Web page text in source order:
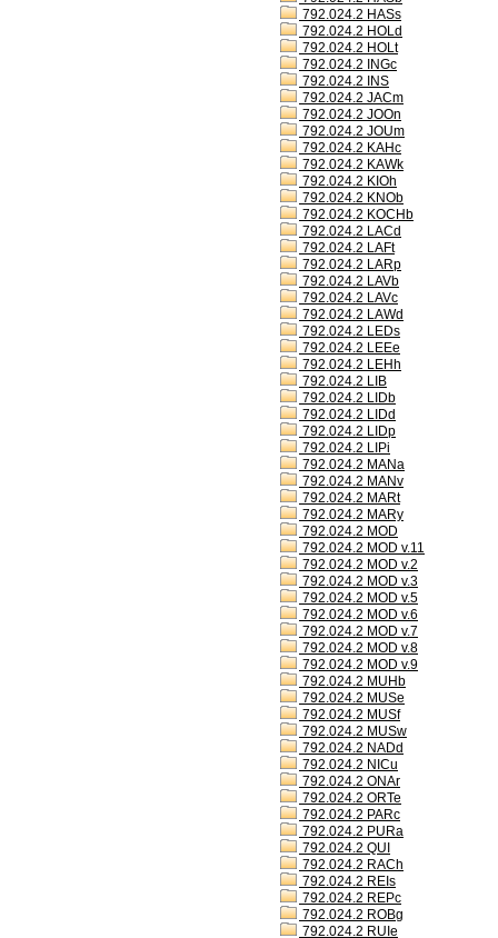
792.024.2 HASs
792.024.2 HOLd
792.024.2 HOLt
792.024.2 INGc
792.024.2 INS
792.024.2 JACm
792.024.2 JOOn
792.024.2 JOUm
792.024.2 KAHc
792.024.2 KAWk
792.024.2 KIOh
792.024.2 KNOb
792.024.2 KOCHb
792.024.2 LACd
792.024.2 LAFt
792.024.2 LARp
792.024.2 LAVb
792.024.2 LAVc
792.024.2 LAWd
792.024.2 LEDs
792.024.2 LEEe
792.024.2 LEHh
792.024.2 LIB
792.024.2 LIDb
792.024.2 LIDd
792.024.2 LIDp
792.024.2 LIPi
792.024.2 MANa
792.024.2 MANv
792.024.2 MARt
792.024.2 MARy
792.024.2 MOD
792.024.2 MOD v.11
792.024.2 MOD v.2
792.024.2 MOD v.3
792.024.2 MOD v.5
792.024.2 MOD v.6
792.024.2 MOD v.7
792.024.2 MOD v.8
792.024.2 MOD v.9
792.024.2 MUHb
792.024.2 MUSe
792.024.2 MUSf
792.024.2 MUSw
792.024.2 NADd
792.024.2 NICu
792.024.2 ONAr
792.024.2 ORTe
792.024.2 PARc
792.024.2 PURa
792.024.2 QUI
792.024.2 RACh
792.024.2 REIs
792.024.2 REPc
792.024.2 ROBg
792.024.2 RUIe